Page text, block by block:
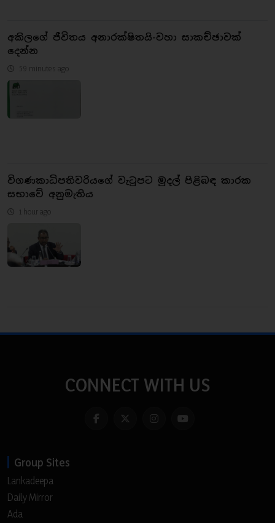
අකිලගේ ජීවිතය අනාරක්ෂිතයි-වහා සාකච්ඡාවක්
දෙන්න
59 minutes ago
විගණකාධිපතිවරියගේ වැටුපට මුදල් පිළිබඳ කාරක
සභාවේ අනුමැතිය
1 hour ago
CONNECT WITH US
Group Sites
Lankadeepa
Daily Mirror
Ada